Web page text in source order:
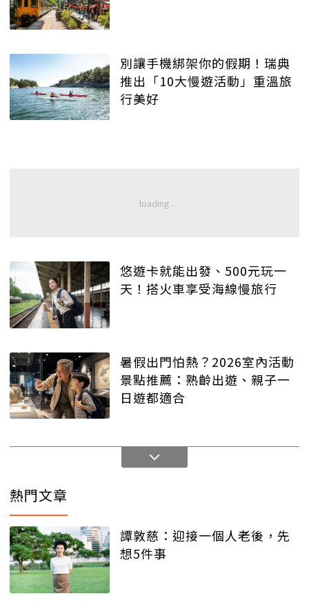
別讓手機綁架你的假期！瑞典
推出「10大慢遊活動」重溫旅
行美好
悠遊卡就能出發、500元玩一
天！搭火車享受海線慢旅行
暑假出門怕熱？2026室內活動
景點推薦：熟齡出遊、親子一
日遊都適合
熱門文章
譚敦慈：迎接一個人老後，先
想5件事